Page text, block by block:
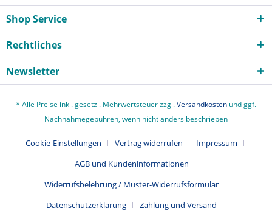
Shop Service
Rechtliches
Newsletter
* Alle Preise inkl. gesetzl. Mehrwertsteuer zzgl.Versandkosten und ggf.
Nachnahmegebühren, wenn nicht anders beschrieben
Cookie-Einstellungen Vertrag widerrufen
Impressum
AGB und Kundeninformationen
Widerrufsbelehrung / Muster-Widerrufsformular
Datenschutzerklärung
Zahlung und Versand